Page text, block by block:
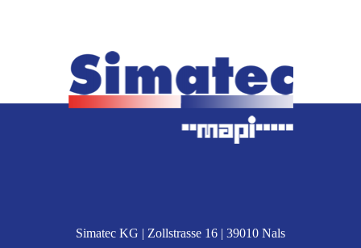
Simatec KG | Zollstrasse 16 | 39010 Nals